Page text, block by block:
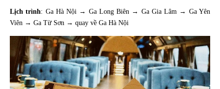
Lịch trình: Ga Hà Nội → Ga Long Biên → Ga Gia Lâm → Ga Yên
Viên → Ga Từ Sơn → quay về Ga Hà Nội